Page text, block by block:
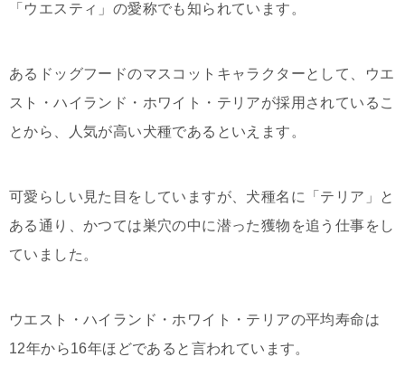
「ウエスティ」の愛称でも知られています。
あるドッグフードのマスコットキャラクターとして、ウエ
スト・ハイランド・ホワイト・テリアが採用されているこ
とから、人気が高い犬種であるといえます。
可愛らしい見た目をしていますが、犬種名に「テリア」と
ある通り、かつては巣穴の中に潜った獲物を追う仕事をし
ていました。
ウエスト・ハイランド・ホワイト・テリアの平均寿命は
12年から16年ほどであると言われています。